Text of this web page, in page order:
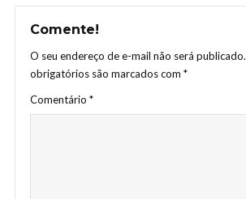
Comente!
O seu endereço de e-mail não será publicado.
obrigatórios são marcados com *
Comentário *